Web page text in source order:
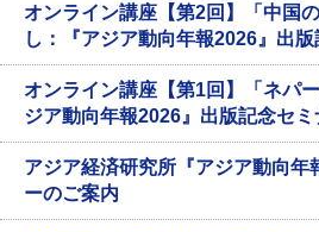
オンライン講座【第2回】「中国
し：『アジア動向年報2026』出版
オンライン講座【第1回】「ネパ
ジア動向年報2026』出版記念セミ
アジア経済研究所『アジア動向年
ーのご案内